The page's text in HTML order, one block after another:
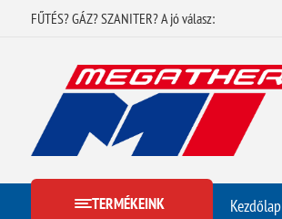
FŰTÉS? GÁZ? SZANITER? A jó válasz:
TERMÉKEINK Kezdőlap